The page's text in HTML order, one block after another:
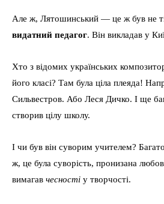
Але ж, Лятошинський — це ж був не
видатний педагог. Він викладав у
Хто з відомих українських
його класі? Там була ціла плеяда!
Сильвестров. Або Леся Дичко. І ще
створив цілу школу.
І чи був він суворим учителем?
ж, це була суворість, пронизана
вимагав чесності у творчості.